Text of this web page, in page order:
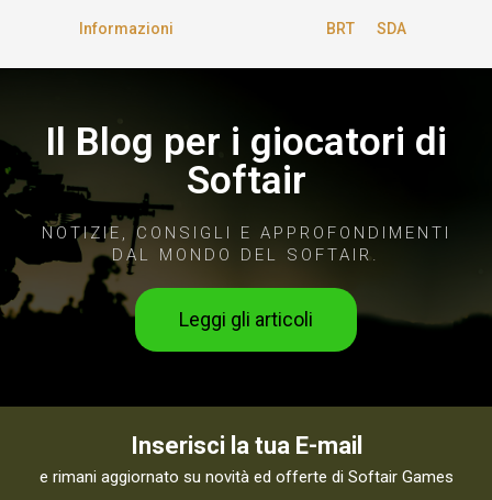
Informazioni BRT SDA
Il Blog per i giocatori di
Softair
NOTIZIE, CONSIGLI E APPROFONDIMENTI
DAL MONDO DEL SOFTAIR.
Leggi gli articoli
Inserisci la tua E-mail
e rimani aggiornato su novità ed offerte di Softair Games